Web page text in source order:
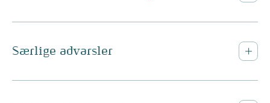
Særlige advarsler